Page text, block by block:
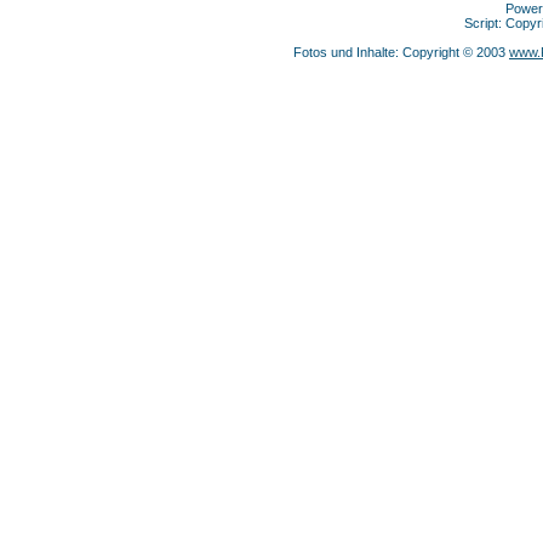
Script:
Fotos und Inhalte: Copyright © 2003